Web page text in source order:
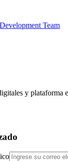
Team
y plataforma